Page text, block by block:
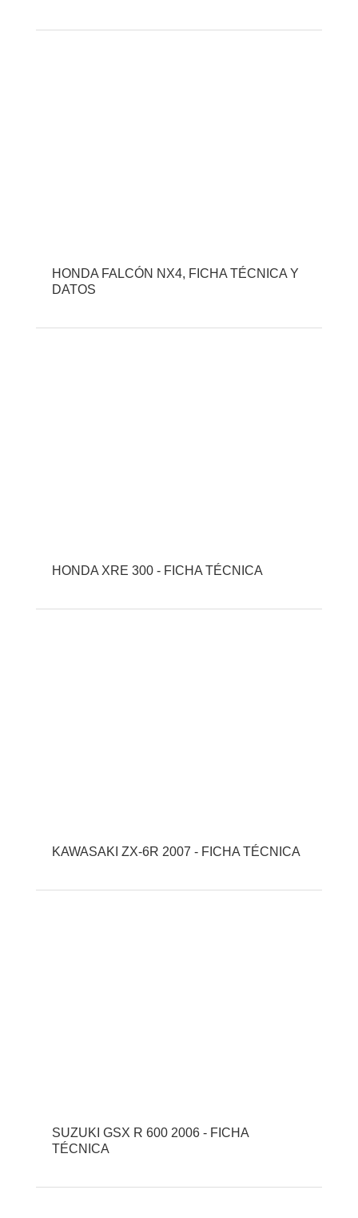
HONDA FALCÓN NX4, FICHA TÉCNICA Y
DATOS
HONDA XRE 300 - FICHA TÉCNICA
KAWASAKI ZX-6R 2007 - FICHA TÉCNICA
SUZUKI GSX R 600 2006 - FICHA
TÉCNICA